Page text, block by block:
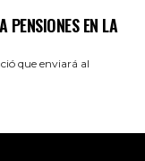
PENSIONES EN LA
que enviará al